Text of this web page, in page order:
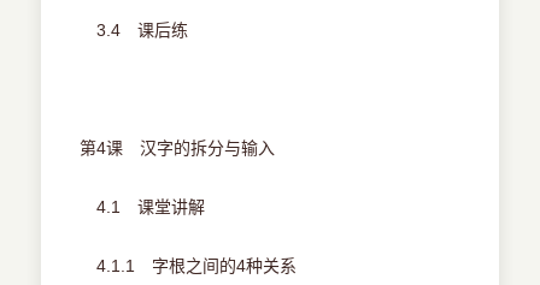
3.4 课后练
第4课 汉字的拆分与输入
4.1 课堂讲解
4.1.1 字根之间的4种关系